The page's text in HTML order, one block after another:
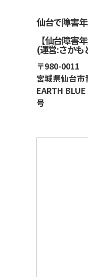
仙台で障害
【仙台障害
(運営:さかも
〒980-0011
宮城県仙台
EARTH
号